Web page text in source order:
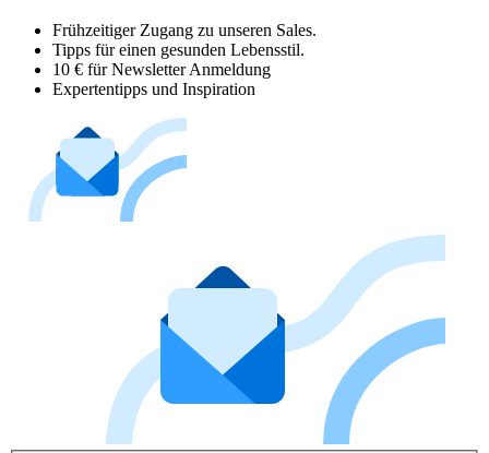
Frühzeitiger Zugang zu unseren Sales.
Tipps für einen gesunden Lebensstil.
10 € für Newsletter Anmeldung
Expertentipps und Inspiration